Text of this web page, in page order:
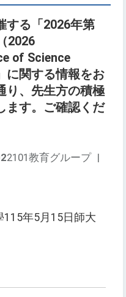
する「2026年第
2026
of Science
に関する情報をお
り、先生方の積極
ます。ご確認くだ
2101教育グループ |
年5月15日師大